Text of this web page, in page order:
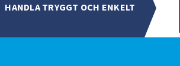
HANDLA TRYGGT OCH ENKELT